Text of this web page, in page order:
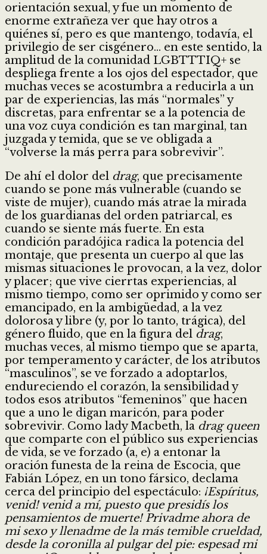
orientación sexual, y fue un momento de
enorme extrañeza ver que hay otros a
quiénes sí, pero es que mantengo, todavía, el
privilegio de ser cisgénero… en este sentido, la
amplitud de la comunidad LGBTTTIQ+ se
despliega frente a los ojos del espectador, que
muchas veces se acostumbra a reducirla a un
par de experiencias, las más “normales” y
discretas, para enfrentar se a la potencia de
una voz cuya condición es tan marginal, tan
juzgada y temida, que se ve obligada a
“volverse la más perra para sobrevivir”.
De ahí el dolor del drag, que precisamente
cuando se pone más vulnerable (cuando se
viste de mujer), cuando más atrae la mirada
de los guardianas del orden patriarcal, es
cuando se siente más fuerte. En esta
condición paradójica radica la potencia del
montaje, que presenta un cuerpo al que las
mismas situaciones le provocan, a la vez, dolor
y placer; que vive cierrtas experiencias, al
mismo tiempo, como ser oprimido y como ser
emancipado, en la ambigüedad, a la vez
dolorosa y libre (y, por lo tanto, trágica), del
género fluido, que en la figura del drag,
muchas veces, al mismo tiempo que se aparta,
por temperamento y carácter, de los atributos
“masculinos”, se ve forzado a adoptarlos,
endureciendo el corazón, la sensibilidad y
todos esos atributos “femeninos” que hacen
que a uno le digan maricón, para poder
sobrevivir. Como lady Macbeth, la drag queen
que comparte con el público sus experiencias
de vida, se ve forzado (a, e) a entonar la
oración funesta de la reina de Escocia, que
Fabián López, en un tono fársico, declama
cerca del principio del espectáculo: ¡Espíritus,
venid! venid a mí, puesto que presidís los
pensamientos de muerte! Privadme ahora de
mi sexo y llenadme de la más temible crueldad,
desde la coronilla al pulgar del pie: espesad mi